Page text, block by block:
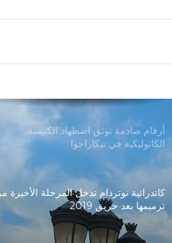
يحتفلان بختام عام يوبيل “حجاج الرجاء”
أرقام صادمة توثق اضطهاد الكنيسة
كاتدرائية نوتردام تدخل المرحلة الأخيرة من
ترميمها بعد حريق 2019
البابا لاوُن يستقبل وزير الخارجية الأميركي
ماركو روبيو في الفاتيكان